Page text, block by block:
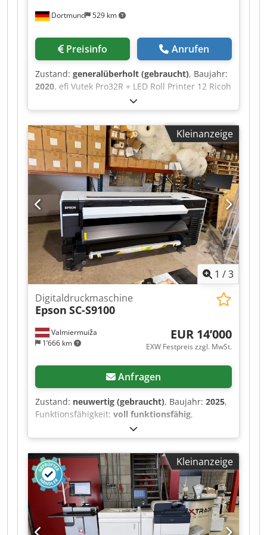
Dortmund 529 km
Preisinfo Anrufen
Zustand: generalüberholt (gebraucht), Baujahr:
2020, efi Vutek Pro32R + LED Roll Printer 12 Ricoh
Gen 5 Printheads 7pl Utradrop Color 4 C +White (
over and under print) age 2020 installed full
refurbished and all printheads Dwodpfxszqgn
Hs Acdsa were new changed Speed up to 256
m2/h Printer is complete cleaned : Carriage
complete -New printheads and tubes Filters and
Matan firmaware ect .
Kleinanzeige
1 /3
Valmiermuiža
1’666 km
Digitaldruckmaschine
Epson SC-S9100
EUR 14’000
EXW Festpreis zzgl. MwSt.
Anfragen
Zustand: neuwertig (gebraucht), Baujahr: 2025,
Funktionsfähigkeit: voll funktionsfähig,
, Eingangsspannung:
Wir bieten diese neue Epson SC-S9100
Digitaldruckmaschine zu einem sehr guten Preis
an. Baujahr 2025. Zusätzlich ist das Programm
Onyx enthalten. Hersteller: Epson Modell: SC-
S9100 Interne Modellnummer: K471A
Seriennummer: XD3S000131 Eingangsspannung
1: 100-120/200-240 V Eingangsfrequenz 1: 50/60
Hz Eingangsstrom 1: 12/10 A Eingangsspannung
Kleinanzeige